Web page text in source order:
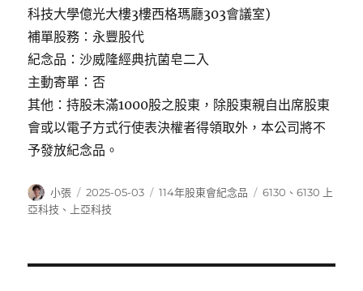
科技大學億光大樓3樓西格瑪廳303會議室)
補單股務：永豐股代
紀念品：沙威隆經典抗菌皂二入
主動寄單：否
其他：持股未滿1000股之股東，除股東親自出席股東
會或以電子方式行使表決權者得領取外，本公司將不
予發放紀念品。
作
者
小張
發
佈
2025-05-03
分
114年股東會紀念品
標
6130 、6130 上
亞科技 、 上亞科技